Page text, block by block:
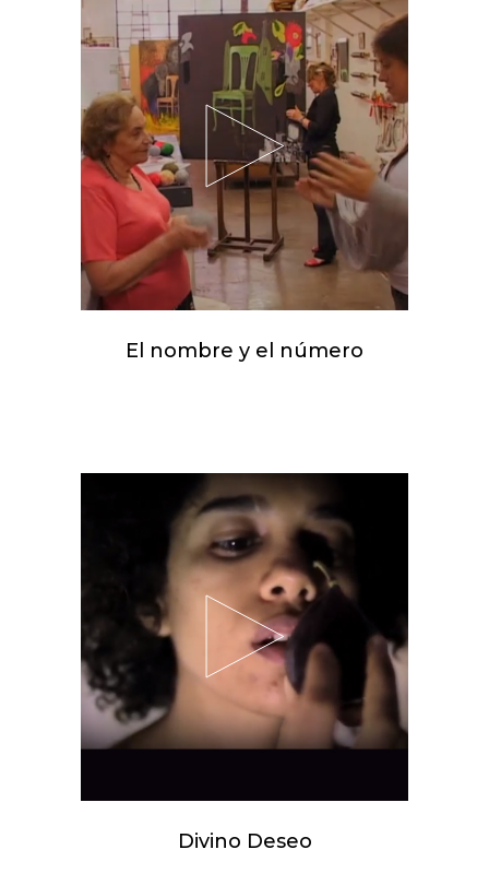
El nombre y el número
Divino Deseo